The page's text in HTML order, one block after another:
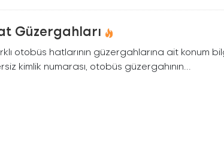
Güzergahları
otobüs hatlarının güzergahlarına ait konum
kimlik numarası, otobüs güzergahının...